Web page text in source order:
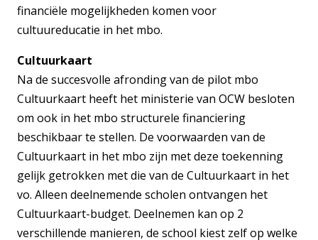
financiële mogelijkheden komen voor
cultuureducatie in het mbo.
Cultuurkaart
Na de succesvolle afronding van de pilot mbo
Cultuurkaart heeft het ministerie van OCW besloten
om ook in het mbo structurele financiering
beschikbaar te stellen. De voorwaarden van de
Cultuurkaart in het mbo zijn met deze toekenning
gelijk getrokken met die van de Cultuurkaart in het
vo. Alleen deelnemende scholen ontvangen het
Cultuurkaart-budget. Deelnemen kan op 2
verschillende manieren, de school kiest zelf op welke